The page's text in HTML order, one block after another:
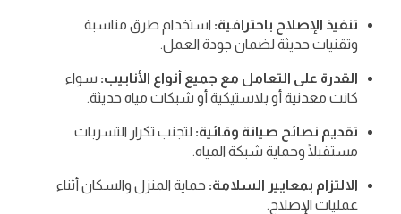
تنفيذ الإصلاح باحترافية: استخدام طرق مناسبة
وتقنيات حديثة لضمان جودة العمل.
القدرة على التعامل مع جميع أنواع الأنابيب: سواء
كانت معدنية أو بلاستيكية أو شبكات مياه حديثة.
تقديم نصائح صيانة وقائية: لتجنب تكرار التسربات
مستقبلًا وحماية شبكة المياه.
الالتزام بمعايير السلامة: حماية المنزل والسكان أثناء
عمليات الإصلاح.